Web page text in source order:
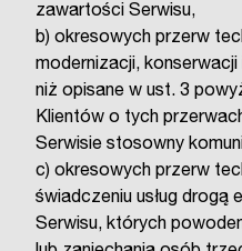
zawartości Serwisu,
b) okresowych przerw
modernizacji,
niż opisane w ust. 3
Klientów o tych
Serwisie stosowny
c) okresowych przerw
świadczeniu usług drogą
Serwisu, których